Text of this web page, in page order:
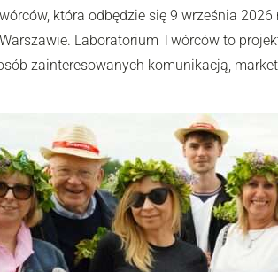
która odbędzie się 9 września
Laboratorium Twórców to
zainteresowanych komunikacją,